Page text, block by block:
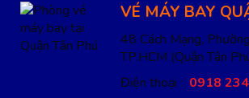
VÉ MÁY BAY
48 Cách Mạng,
TP.HCM (Quận Tân
Điện thoại : 0918